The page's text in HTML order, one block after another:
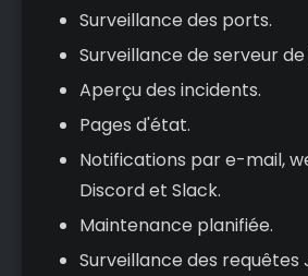
Surveillance des ports.
Surveillance de serveur de
Aperçu des incidents.
Pages d'état.
Notifications par e-mail,
Discord et Slack.
Maintenance planifiée.
Surveillance des requêtes